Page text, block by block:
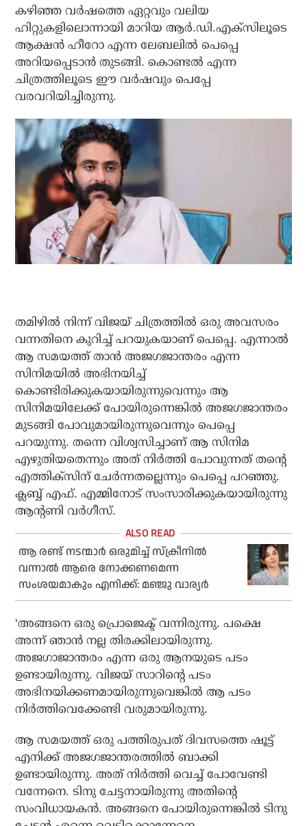
കഴിഞ്ഞ വര്‍ഷത്തെ ഏറ്റവും വലിയ
ഹിറ്റുകളിലൊന്നായി മാറിയ ആര്‍.ഡി.എക്‌സിലൂടെ
ആക്ഷന്‍ ഹീറോ എന്ന ലേബലില്‍ പെപ്പെ
അറിയപ്പെടാന്‍ തുടങ്ങി. കൊണ്ടൽ എന്ന
ചിത്രത്തിലൂടെ ഈ വർഷവും പെപ്പേ
വരവറിയിച്ചിരുന്നു.
തമിഴിൽ നിന്ന് വിജയ് ചിത്രത്തിൽ ഒരു അവസരം
വന്നതിനെ കുറിച്ച് പറയുകയാണ് പെപ്പെ. എന്നാൽ
ആ സമയത്ത് താൻ അജഗജാന്തരം എന്ന
സിനിമയിൽ അഭിനയിച്ച്
കൊണ്ടിരിക്കുകയായിരുന്നുവെന്നും ആ
സിനിമയിലേക്ക് പോയിരുന്നെങ്കിൽ അജഗജാന്തരം
മുടങ്ങി പോവുമായിരുന്നുവെന്നും പെപ്പെ
പറയുന്നു. തന്നെ വിശ്വസിച്ചാണ് ആ സിനിമ
എഴുതിയതെന്നും അത് നിർത്തി പോവുന്നത് തന്റെ
എത്തിക്സിന് ചേർന്നതല്ലെന്നും പെപ്പെ പറഞ്ഞു.
ക്ലബ്ബ് എഫ്. എമ്മിനോട് സംസാരിക്കുകയായിരുന്നു
ആന്റണി വർഗീസ്.
ആ രണ്ട് നടന്മാര്‍ ഒരുമിച്ച് സ്‌ക്രീനില്‍
വന്നാല്‍ ആരെ നോക്കണമെന്ന
സംശയമാകും എനിക്ക്: മഞ്ജു വാര്യര്‍
‘അങ്ങനെ ഒരു പ്രൊജെക്ട് വന്നിരുന്നു. പക്ഷെ
അന്ന് ഞാൻ നല്ല തിരക്കിലായിരുന്നു.
അജഗാജാന്തരം എന്ന ഒരു ആനയുടെ പടം
ഉണ്ടായിരുന്നു. വിജയ് സാറിന്റെ പടം
അഭിനയിക്കണമായിരുന്നുവെങ്കിൽ ആ പടം
നിർത്തിവെക്കേണ്ടി വരുമായിരുന്നു.
ആ സമയത്ത് ഒരു പത്തിരുപത് ദിവസത്തെ ഷൂട്ട്‌
എനിക്ക് അജഗജാന്തരത്തിൽ ബാക്കി
ഉണ്ടായിരുന്നു. അത് നിർത്തി വെച്ച് പോവേണ്ടി
വന്നേനെ. ടിനു ചേട്ടനായിരുന്നു അതിന്റെ
സംവിധായകൻ. അങ്ങനെ പോയിരുന്നെങ്കിൽ ടിനു